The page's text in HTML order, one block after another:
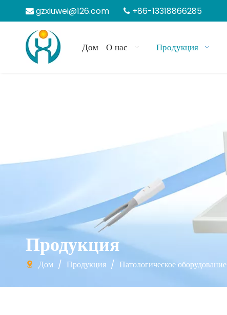
 gzxiuwei@126.com  +86-13318866285
Дом О нас Продукция
Продукция
Дом / Продукция / Патологическое оборудование